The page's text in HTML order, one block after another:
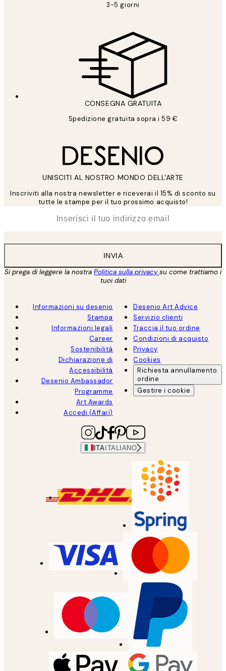
3-5 giorni
CONSEGNA GRATUITA
Spedizione gratuita sopra i 59 €
UNISCITI AL NOSTRO MONDO DELL'ARTE
Inscriviti alla nostra newsletter e riceverai il 15% di sconto su
tutte le stampe per il tuo prossimo acquisto!
INVIA
Si prega di leggere la nostra Politica sulla privacysu come trattiamo i
tuoi dati
Informazioni su desenio
Stampa
Informazioni legali
Career
Sostenibilità
Dichiarazione di
Accessibilità
Desenio Ambassador
Programme
Art Awards
Accedi (Affari)
Desenio Art Advice
Servizio clienti
Traccia il tuo ordine
Condizioni di acquisto
Privacy
Cookies
Richiesta annullamento
ordine
Gestire i cookie
ITAITALIANO